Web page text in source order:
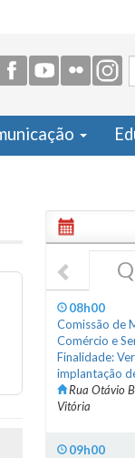
08h00
Comissão de
Comércio e
Finalidade:
implantação
Rua Otávio
Vitória
09h00